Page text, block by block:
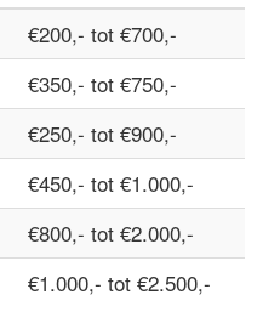
€200,- tot €700,-
€350,- tot €750,-
€250,- tot €900,-
€450,- tot €1.000,-
€800,- tot €2.000,-
€1.000,- tot €2.500,-